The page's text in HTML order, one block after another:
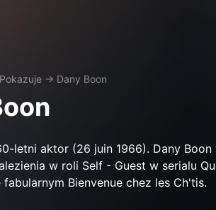
Pokazuje → Dany Boon
letni aktor (26 juin 1966). Dany Boon
w roli Self - Guest w serialu
Bienvenue chez les Ch'tis.